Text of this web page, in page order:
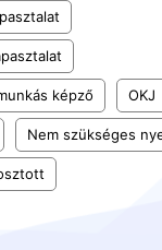
képző OKJ
Nem szükséges